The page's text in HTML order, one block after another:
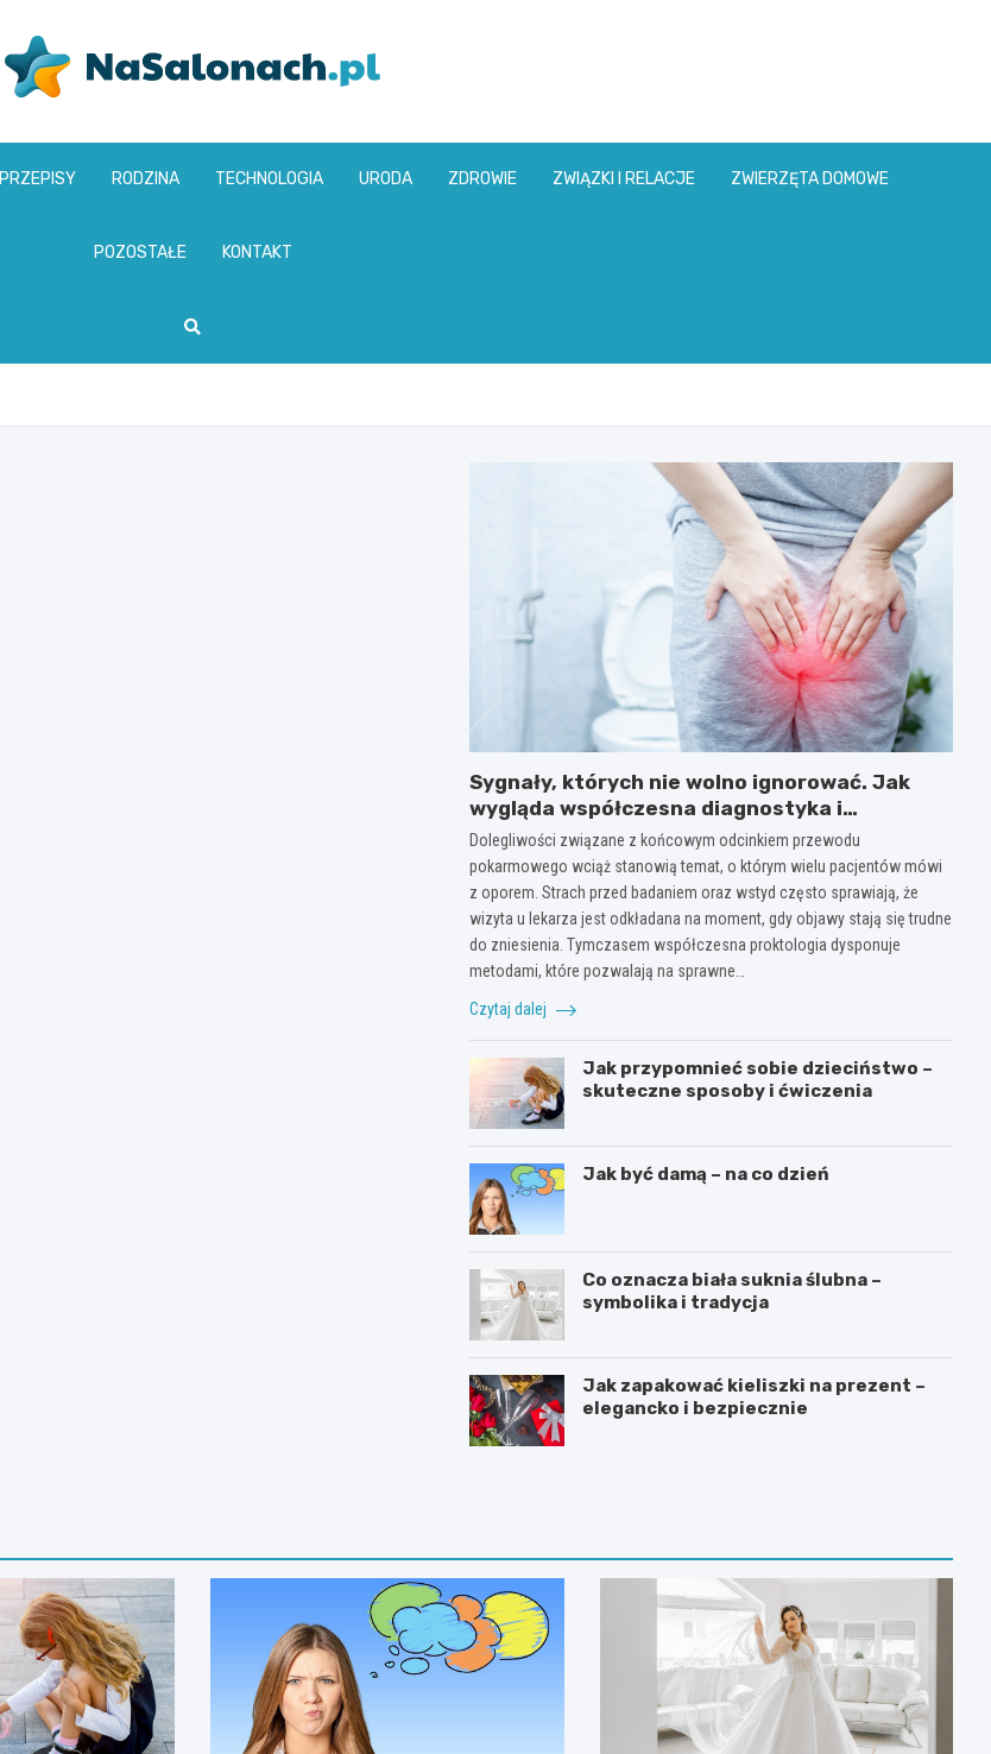
nasalonach.pl
PRZEPISY RODZINA TECHNOLOGIA URODA ZDROWIE ZWIĄZKI I RELACJE ZWIERZĘTA DOMOWE
POZOSTAŁE KONTAKT
Sygnały, których nie wolno ignorować. Jak
wygląda współczesna diagnostyka i
profilaktyka w proktologii?
Dolegliwości związane z końcowym odcinkiem przewodu
pokarmowego wciąż stanowią temat, o którym wielu pacjentów mówi
z oporem. Strach przed badaniem oraz wstyd często sprawiają, że
wizyta u lekarza jest odkładana na moment, gdy objawy stają się trudne
do zniesienia. Tymczasem współczesna proktologia dysponuje
metodami, które pozwalają na sprawne…
Czytaj dalej
Jak przypomnieć sobie dzieciństwo –
skuteczne sposoby i ćwiczenia
Jak być damą – na co dzień
Co oznacza biała suknia ślubna –
symbolika i tradycja
Jak zapakować kieliszki na prezent –
elegancko i bezpiecznie